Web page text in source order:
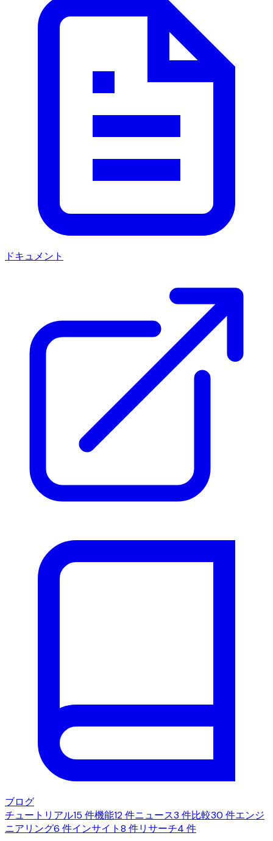
ドキュメント
ブログ
チュートリアル15 件機能12 件ニュース3 件比較30 件エンジ
ニアリング6 件インサイト8 件リサーチ4 件